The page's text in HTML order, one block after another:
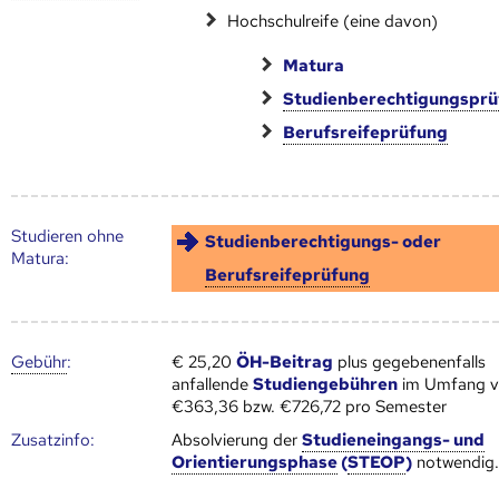
Hochschulreife (eine davon)
Matura
Berufsreifeprüfung
Studieren ohne
Matura:
Studienberechtigungs- oder
Berufsreifeprüfung
Gebühr: € 25,20ÖH-Beitrag plus gegebenenfalls
anfallendeStudiengebühren im Umfang
€363,36 bzw. €726,72 pro Semester
Zusatz­info:
Absolvierung derStudieneingangs- und
Orientierungsphase (STEOP) notwendig.